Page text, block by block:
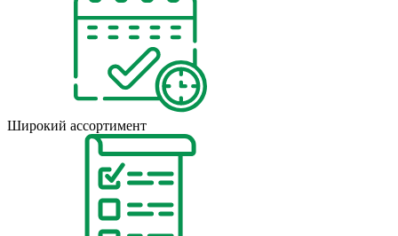
Широкий ассортимент